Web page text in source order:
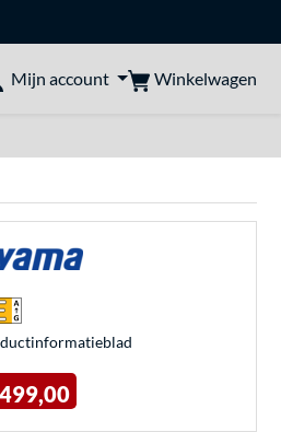
doorzoeken
Mijn account Winkelwagen